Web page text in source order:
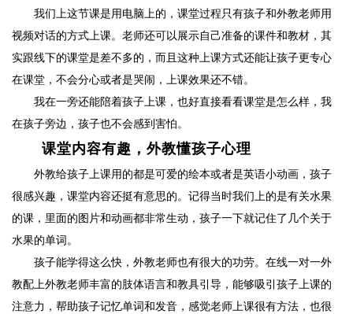
我们上这节课是用电脑上的，课堂过程只有孩子和外教老师用
视频对话的方式上课。老师还可以展示自己准备的课件和教材，其
实跟线下的课堂是差不多的，而且这种上课方式还能让孩子更专心
在课堂，不会分心或者是哭闹，上课效果还不错。
我在一旁还能陪着孩子上课，也好直接看看课堂是怎么样，我
在孩子旁边，孩子也不会感到害怕。
课堂内容有趣，外教懂孩子心理
外教给孩子上课用的都是可爱的绘本或者是英语小动画，孩子
很感兴趣，课堂内容还挺有意思的。记得当时我们上的是有关水果
的课，里面的图片和动画都非常生动，孩子一下就记住了几个关于
水果的单词。
孩子能学得这么快，外教老师也有很大的功劳。在线一对一外
教配上外教老师丰富的肢体语言和教具引导，能够吸引孩子上课的
注意力，帮助孩子记忆单词和发音，感觉老师上课很有方法，也很